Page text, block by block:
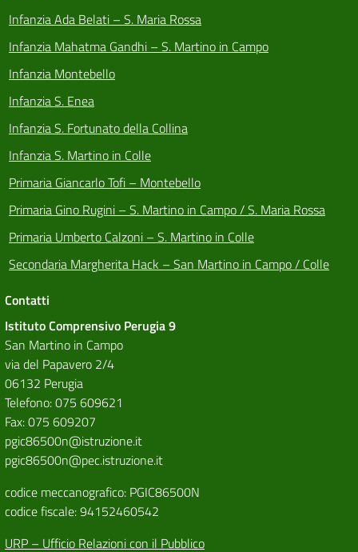
Infanzia Ada Belati – S. Maria Rossa
Infanzia Mahatma Gandhi – S. Martino in Campo
Infanzia Montebello
Infanzia S. Enea
Infanzia S. Fortunato della Collina
Infanzia S. Martino in Colle
Primaria Giancarlo Tofi – Montebello
Primaria Gino Rugini – S. Martino in Campo / S. Maria Rossa
Primaria Umberto Calzoni – S. Martino in Colle
Secondaria Margherita Hack – San Martino in Campo / Colle
Contatti
Istituto Comprensivo Perugia 9
San Martino in Campo
via del Papavero 2/4
06132 Perugia
Telefono: 075 609621
Fax: 075 609207
pgic86500n@istruzione.it
pgic86500n@pec.istruzione.it
codice meccanografico: PGIC86500N
codice fiscale: 94152460542
URP – Ufficio Relazioni con il Pubblico